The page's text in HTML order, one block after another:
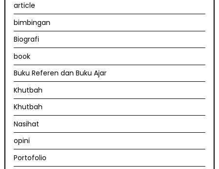
article
bimbingan
Biografi
book
Buku Referen dan Buku Ajar
Khutbah
Khutbah
Nasihat
opini
Portofolio